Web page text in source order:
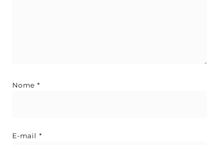
Nome *
E-mail *